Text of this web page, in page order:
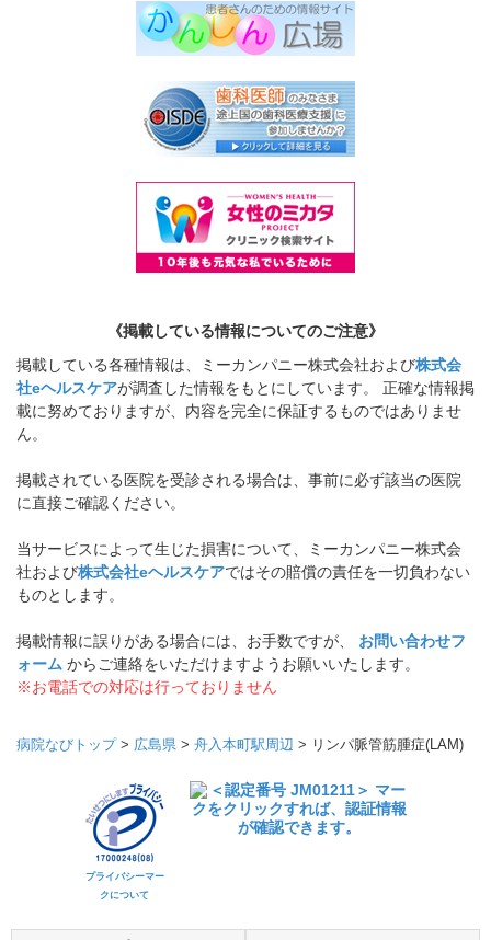
《掲載している情報についてのご注意》
掲載している各種情報は、ミーカンパニー株式会社および株式会
社eヘルスケアが調査した情報をもとにしています。 正確な情報掲
載に努めておりますが、内容を完全に保証するものではありませ
ん。
掲載されている医院を受診される場合は、事前に必ず該当の医院
に直接ご確認ください。
当サービスによって生じた損害について、ミーカンパニー株式会
社および株式会社eヘルスケアではその賠償の責任を一切負わない
ものとします。
掲載情報に誤りがある場合には、お手数ですが、 お問い合わせフ
ォーム からご連絡をいただけますようお願いいたします。
※お電話での対応は行っておりません
病院なびトップ> 広島県 > 舟入本町駅周辺 > リンパ脈管筋腫症(LAM)
プライバシーマー
クについて